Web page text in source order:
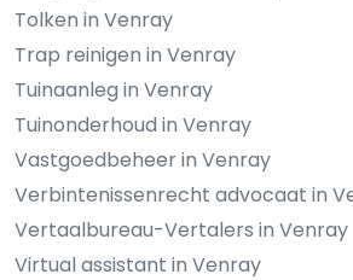
Tolken in Venray
Trap reinigen in Venray
Tuinaanleg in Venray
Tuinonderhoud in Venray
Vastgoedbeheer in Venray
Verbintenissenrecht advocaat in
Vertaalbureau-Vertalers in Venray
Virtual assistant in Venray